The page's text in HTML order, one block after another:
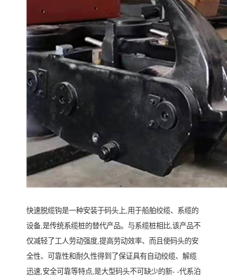
快速脱缆钩是一种安装于码头上,用于船舶绞缆、系缆的
设备,是传统系缆桩的替代产品。与系缆桩相比,该产品不
仅减轻了工人劳动强度,提高劳动效率、而且使码头的安
全性、可靠性和耐久性得到了保证具有自动绞缆、解缆
迅速,安全可靠等特点,是大型码头不可缺少的新- -代系泊